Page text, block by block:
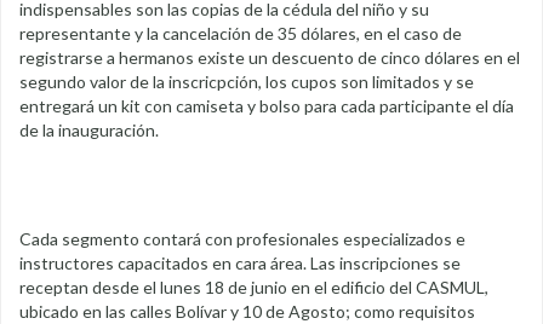
indispensables son las copias de la cédula del niño y su
representante y la cancelación de 35 dólares, en el caso de
registrarse a hermanos existe un descuento de cinco dólares en el
segundo valor de la inscricpción, los cupos son limitados y se
entregará un kit con camiseta y bolso para cada participante el día
de la inauguración.
Cada segmento contará con profesionales especializados e
instructores capacitados en cara área. Las inscripciones se
receptan desde el lunes 18 de junio en el edificio del CASMUL,
ubicado en las calles Bolívar y 10 de Agosto; como requisitos